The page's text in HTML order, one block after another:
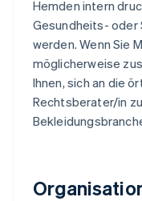
Hemden intern
Gesundheits- oder
werden. Wenn Sie
möglicherweise
Ihnen, sich an die
Rechtsberater/in